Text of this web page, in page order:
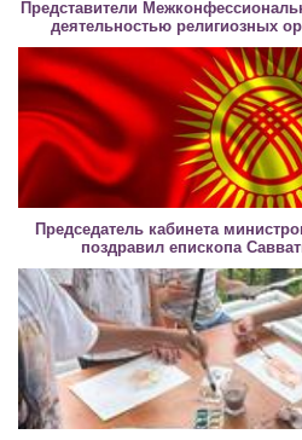
Представители
деятельностью религиозных
Председатель кабинета
поздравил епископа